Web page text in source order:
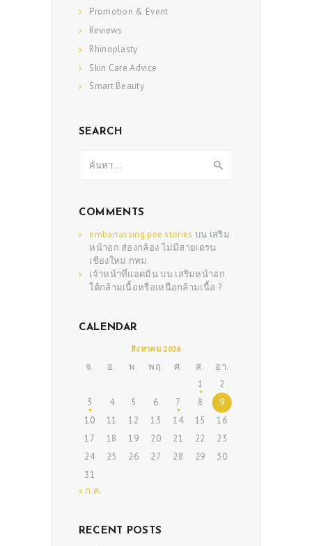
BEAUTY TIPS
PATIENT REVIEWS
PRE & POST CAUTIONS
CONSULT & RESERVATION
Promotion & Event
Reviews
Rhinoplasty
Skin Care Advice
Smart Beauty
SEARCH
สำหรับ:
COMMENTS
embarrassing pee stories บน เสริม
หน้าอก ส่องกล้อง ไม่มีสายเดรน
เชียงใหม่ กทม.
เจ้าหน้าที่แอดมินบน เสริมหน้าอก
ใต้กล้ามเนื้อหรือเหนือกล้ามเนื้อ ?
CALENDAR
สิงหาคม 2026
จ. อ. พ. พฤ. ศ. ส. อา.
1
2
3
4 5 6 7 8
9
10
11 12 13 14 15
16
17
18 19 20 21 22
23
24
25 26 27 28 29
30
31
« ก.ค.
RECENT POSTS